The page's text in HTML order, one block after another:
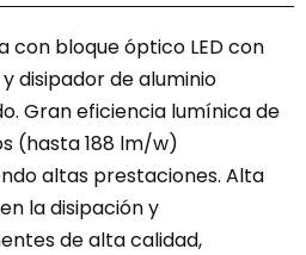
pueden
elegir
en
la
página
de
producto
desde
405,00 €
hasta
450,00 €
con bloque óptico LED con
disipador de aluminio
Gran eficiencia lumínica de
(hasta 188 lm/w)
altas prestaciones. Alta
la disipación y
de alta calidad,